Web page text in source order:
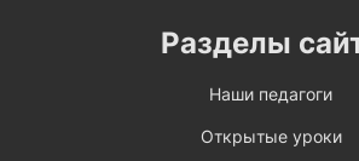
Разделы
Наши педагоги
Открытые уроки